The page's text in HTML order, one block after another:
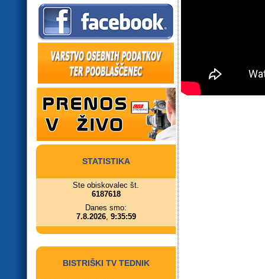
STATISTIKA
Ste obiskovalec št.
6187618
Danes smo:
7.8.2026, 9:35:59
BISTRIŠKI TV TEDNIK